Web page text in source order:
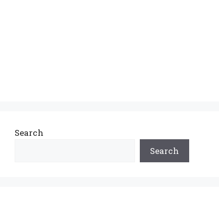
Search
Search